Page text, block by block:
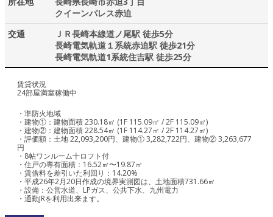
クイーンパレス赤迫
交通
ＪＲ長崎本線道ノ尾駅 徒歩5分
長崎電気軌道１系統赤迫駅 徒歩21分
長崎電気軌道1系統住吉駅 徒歩25分
賃貸状況
24部屋満室稼働中
・準防火地域
・建物①：建物面積 230.18㎡ (1F 115.09㎡ / 2F 115.09㎡)
・建物②：建物面積 228.54㎡ (1F 114.27㎡ / 2F 114.27㎡)
・評価額：土地 22,093,200円、建物① 3,282,722円、建物② 3,263,677
円
・8帖ワンルーム十ロフト付
・住戸の専有面積：16.52㎡〜19.87㎡
・賃借料を差引いた利回り：14.20%
・平成26年2月20日作成の境界実測図は、土地面積731.66㎡
・設備：公営水道、LPガス、公共下水、九州電力
・通勤JRを利用出来ます。